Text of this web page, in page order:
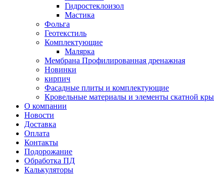
Гидростеклоизол
Мастика
Фольга
Геотекстиль
Комплектующие
Малярка
Мембрана Профилированная дренажная
Новинки
кирпич
Фасадные плиты и комплектующие
Кровельные материалы и элементы скатной
О компании
Новости
Доставка
Оплата
Контакты
Подорожание
Обработка ПД
Калькуляторы